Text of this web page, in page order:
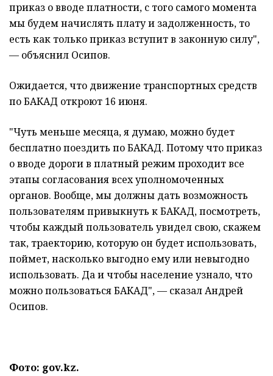
приказ о вводе платности, с того самого момента
мы будем начислять плату и задолженность, то
есть как только приказ вступит в законную силу",
— объяснил Осипов.
Ожидается, что движение транспортных средств
по БАКАД откроют 16 июня.
"Чуть меньше месяца, я думаю, можно будет
бесплатно поездить по БАКАД. Потому что приказ
о вводе дороги в платный режим проходит все
этапы согласования всех уполномоченных
органов. Вообще, мы должны дать возможность
пользователям привыкнуть к БАКАД, посмотреть,
чтобы каждый пользователь увидел свою, скажем
так, траекторию, которую он будет использовать,
поймет, насколько выгодно ему или невыгодно
использовать. Да и чтобы население узнало, что
можно пользоваться БАКАД", — сказал Андрей
Осипов.
Фото: gov.kz.